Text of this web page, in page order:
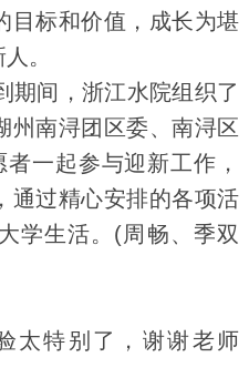
目标和价值，成长为堪
。
期间，浙江水院组织了
州南浔团区委、南浔区
一起参与迎新工作，
通过精心安排的各项活
学生活。(周畅、季双
太特别了，谢谢老师